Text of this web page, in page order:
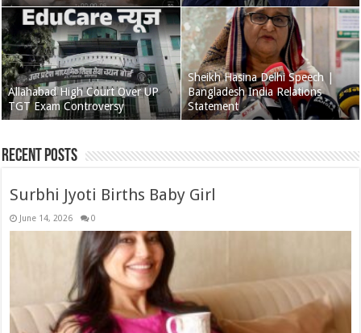
Allahabad High Court Over UP
TGT Exam Controversy
Sheikh Hasina Delhi Speech |
Bangladesh India Relations
Statement
बेन स्टोक्स इंग्लैंड का कोच बनना चाहते
हैं:बोले- क्रिकेट से जुड़े रहना है; बिग बैश
लीग के सबसे महंगे विदेशी प्लेयर बन सकते
हैं
IBPS Bank Recruitment 2026 |
Apply Online for Graduate Job
Vacancies
Recent Posts
Surbhi Jyoti Births Baby Girl
June 14, 2026 0